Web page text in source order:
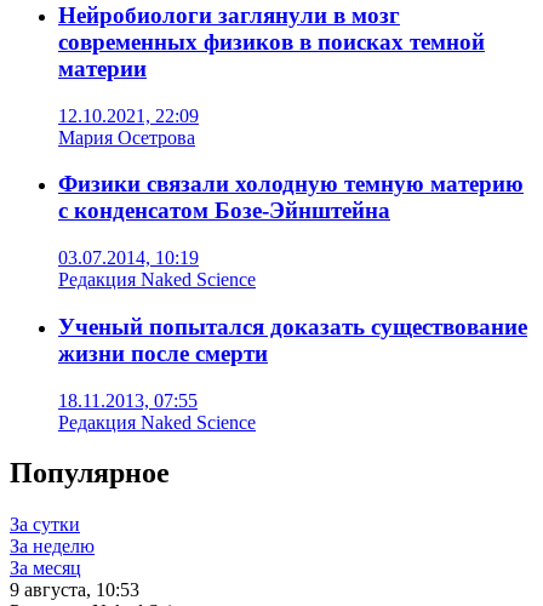
Нейробиологи заглянули в мозг
современных физиков в поисках темной
материи
12.10.2021, 22:09
Мария Осетрова
Физики связали холодную темную материю
с конденсатом Бозе-Эйнштейна
03.07.2014, 10:19
Редакция Naked Science
Ученый попытался доказать существование
жизни после смерти
18.11.2013, 07:55
Редакция Naked Science
Популярное
За сутки
За неделю
За месяц
9 августа, 10:53